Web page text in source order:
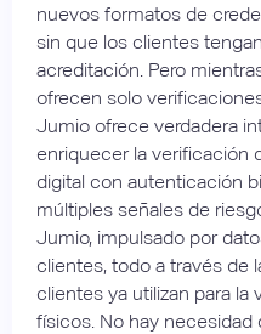
nuevos formatos de
sin que los clientes
acreditación. Pero
ofrecen solo
Jumio ofrece verdadera
enriquecer la verificación
digital con autenticación
múltiples señales de
Jumio, impulsado por
clientes, todo a través de
clientes ya utilizan para
físicos. No hay necesidad